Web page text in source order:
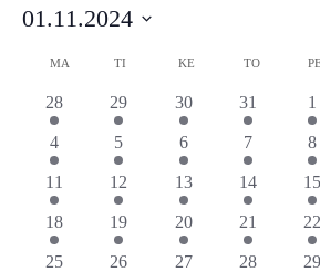
Tapahtumat
01.11.2024
Valitse
Kalenteri
Tapahtumat
MA MAANANTAI
TI KE KESKIVIIKKO
TOTORSTAIPE
1
tapahtuma
28
1
tapahtuma
29
1
tapahtuma
30
1
tapahtuma
31
11
1
tapahtuma
4
1
tapahtuma
5
1
tapahtuma
6
1
tapahtuma
7
1
8
1
tapahtuma
11
1
tapahtuma
12
1
tapahtuma
13
1
tapahtuma
14
115
1
tapahtuma
18
1
tapahtuma
19
1
tapahtuma
20
1
tapahtuma
21
1
22
1
25
1
26
1
27
1
28
1
29